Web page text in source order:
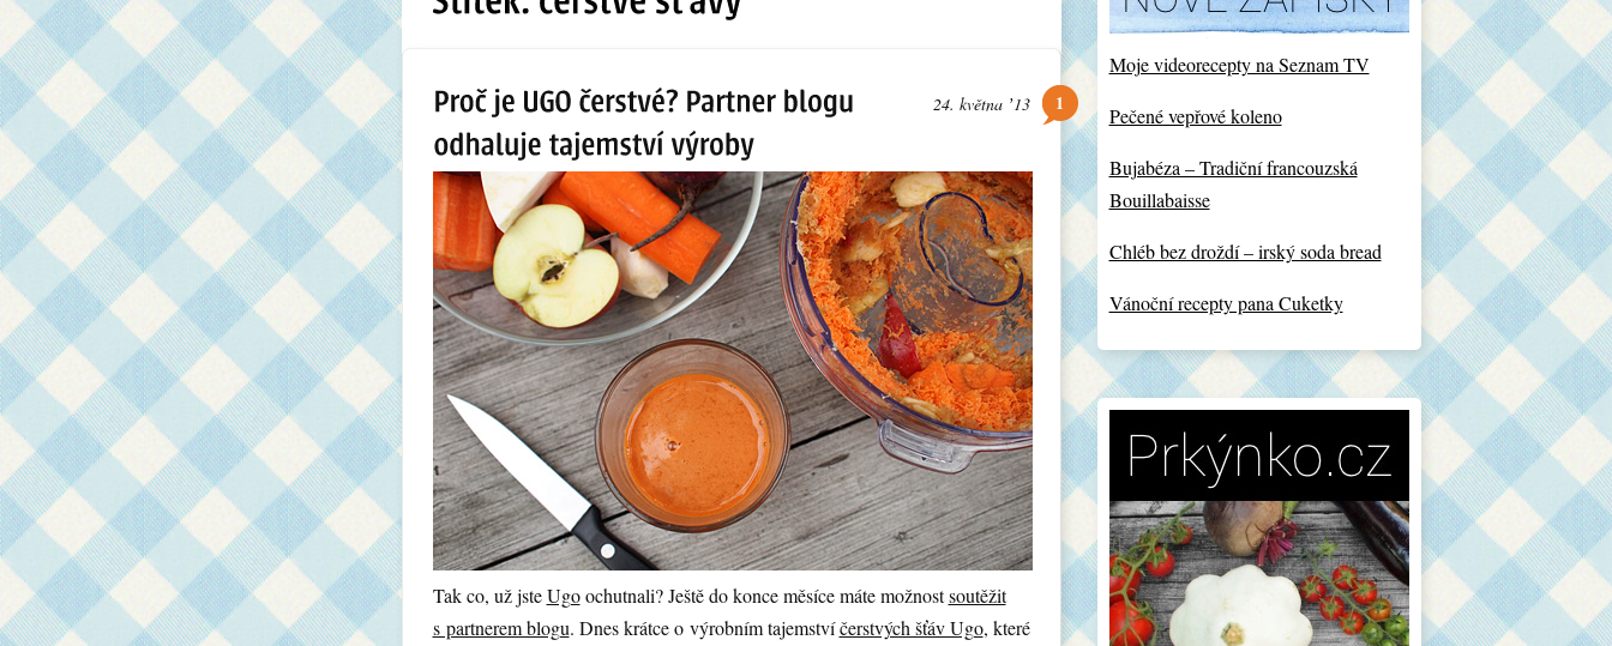
24. května ʼ13 1
Tak co, už jsteUgoochutnali? Ještě do konce měsíce máte možnostsoutěžit
s partnerem blogu. Dnes krátce o výrobním tajemstvíčerstvých šťáv Ugo, které
Moje videorecepty na Seznam TV
Pečené vepřové koleno
Bujabéza – Tradiční francouzská
Bouillabaisse
Chléb bez droždí – irský soda bread
Vánoční recepty pana Cuketky